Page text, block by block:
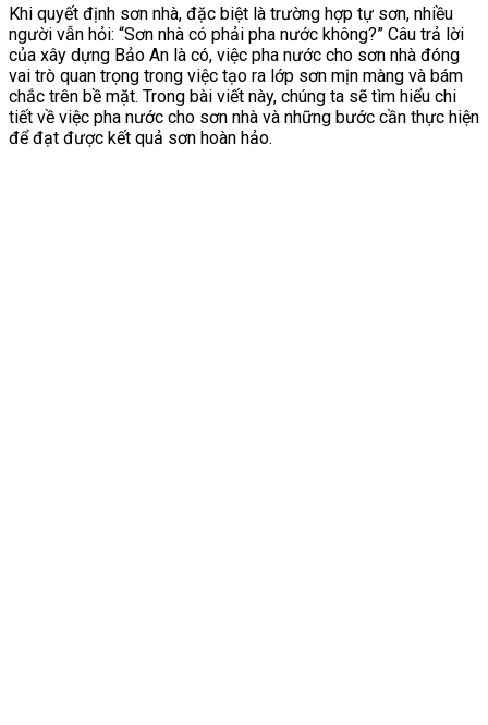
Khi quyết định sơn nhà, đặc biệt là trường hợp tự sơn, nhiều
người vẫn hỏi: “Sơn nhà có phải pha nước không?” Câu trả lời
của xây dựng Bảo An là có, việc pha nước cho sơn nhà đóng
vai trò quan trọng trong việc tạo ra lớp sơn mịn màng và bám
chắc trên bề mặt. Trong bài viết này, chúng ta sẽ tìm hiểu chi
tiết về việc pha nước cho sơn nhà và những bước cần thực hiện
để đạt được kết quả sơn hoàn hảo.